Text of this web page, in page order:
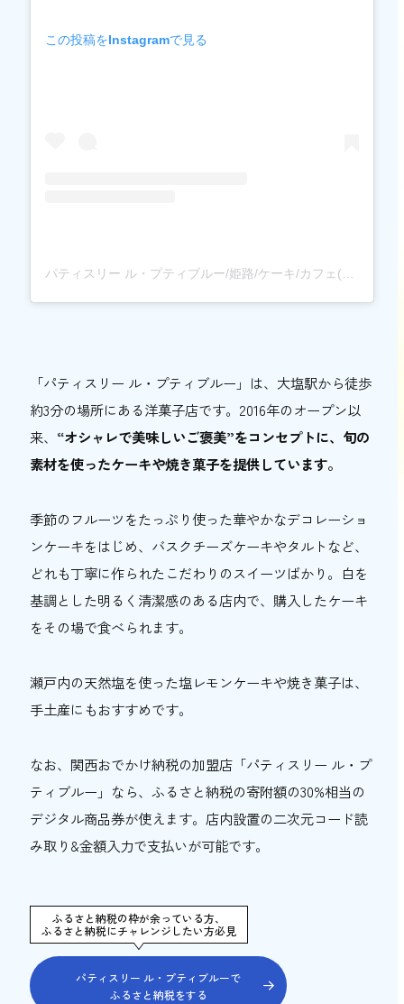
この投稿をInstagramで見る
パティスリー ル・プティブルー/姫路/ケーキ/カフェ(@le.petit.bleu.himeji)がシェアした投稿
「パティスリー ル・プティブルー」は、大塩駅から徒歩
約3分の場所にある洋菓子店です。2016年のオープン以
来、 “オシャレで美味しいご褒美”をコンセプトに、旬の
素材を使ったケーキや焼き菓子を提供しています。
季節のフルーツをたっぷり使った華やかなデコレーショ
ンケーキをはじめ、バスクチーズケーキやタルトなど、
どれも丁寧に作られたこだわりのスイーツばかり。白を
基調とした明るく清潔感のある店内で、購入したケーキ
をその場で食べられます。
瀬戸内の天然塩を使った塩レモンケーキや焼き菓子は、
手土産にもおすすめです。
なお、関西おでかけ納税の加盟店「パティスリー ル・プ
ティブルー」なら、ふるさと納税の寄附額の30%相当の
デジタル商品券が使えます。店内設置の二次元コード読
み取り&金額入力で支払いが可能です。
ふるさと納税の枠が余っている方、
ふるさと納税にチャレンジしたい方必見
パティスリー ル・プティブルーで
ふるさと納税をする